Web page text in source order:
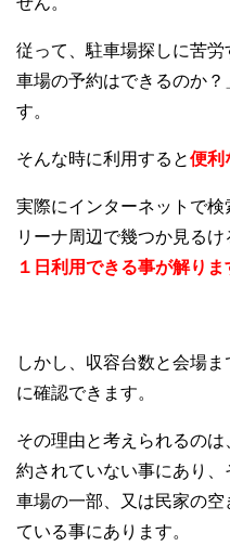
従って、駐車場探しに苦
車場の予約はできるのか
す。
そんな時に利用すると便利
実際にインターネットで
リーナ周辺で幾つか見るけ
１日利用できる事が解りま
しかし、収容台数と会場
に確認できます。
その理由と考えられるの
約されていない事にあり
車場の一部、又は民家の
ている事にあります。